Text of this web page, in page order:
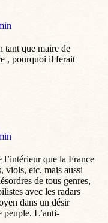
tant que maire de
, pourquoi il ferait
l’intérieur que la France
viols, etc. mais aussi
de tous genres,
avec les radars
dans un désir
peuple. L’anti-